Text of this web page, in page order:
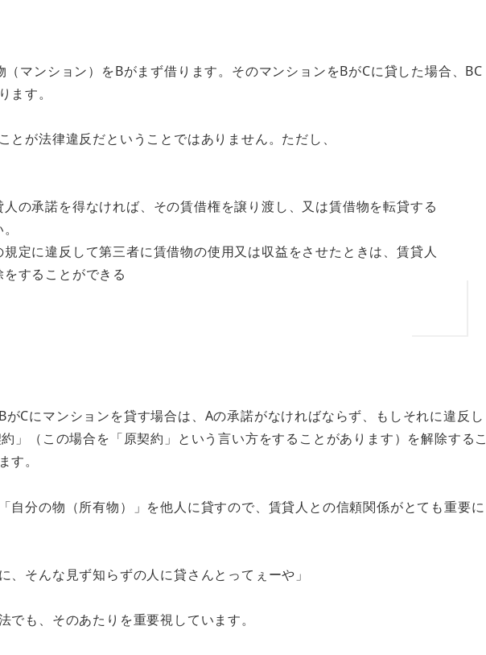
マンション）をBがまず借ります。そのマンションをBがCに貸した場合、BC
ます。
とが法律違反だということではありません。ただし、
の承諾を得なければ、その賃借権を譲り渡し、又は賃借物を転貸する
定に違反して第三者に賃借物の使用又は収益をさせたときは、賃貸人
することができる
BがCにマンションを貸す場合は、Aの承諾がなければならず、
もしそれに違反し
」（この場合を「原契約」という言い方をすることがあります）を解除するこ
す。
自分の物（所有物）」を他人に貸すので、賃貸人との信頼関係がとても重要に
、そんな見ず知らずの人に貸さんとってぇーや」
でも、そのあたりを重要視しています。